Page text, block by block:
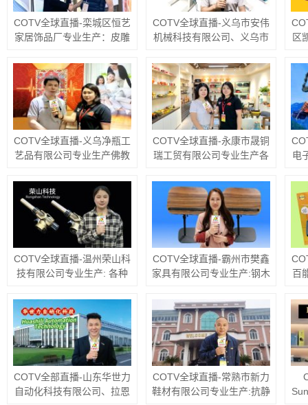
厂，欢迎大家光临！
COTV全球直播-栾城区恒艺
家居饰品厂专业生产：皮雕
画、法式中古风装饰画等工
艺饰品，源头工厂，欢迎大
家光临！
COTV全球直播-义乌市安伟
机械科技有限公司、义乌市
相框机械、相框配件；各种
压花轮、模具、烫金轮、热
转印膜及工艺饰品等产品，
源头工厂，欢迎大家光临！
区
产
COTV全球直播-义乌净瓶工
艺品有限公司专业生产佛教
框等佛教财运系列产品，欢
迎大家光临！
COTV全球直播-永康市晟铜
瑞工贸有限公司专业生产各
康市舒舒电器有限公司专业
生产各种铜壶、铜水壶、铜
壶、宝瓶等工艺产品，欢迎
大家光临！
电
条
COTV全球直播-温州荣山科
技有限公司专业生产: 各种
枪等产品；广泛应用于酒
店、企事业食堂、家庭以及
户外野炊等领域，款式多
样，现货供应，欢迎大家光
临！
COTV全球直播-霸州市樊鑫
家具有限公司专业生产:钢木
降桌、便携式电脑桌、移动
茶台等休闲及户外家具产
品，欢迎大家光临！
百
微
粘
粘
COTV全部直播-山东华世力
自动化科技有限公司、拉恩
COTV全球直播-常熟市新力
鞋材有限公司专业生产:抗静